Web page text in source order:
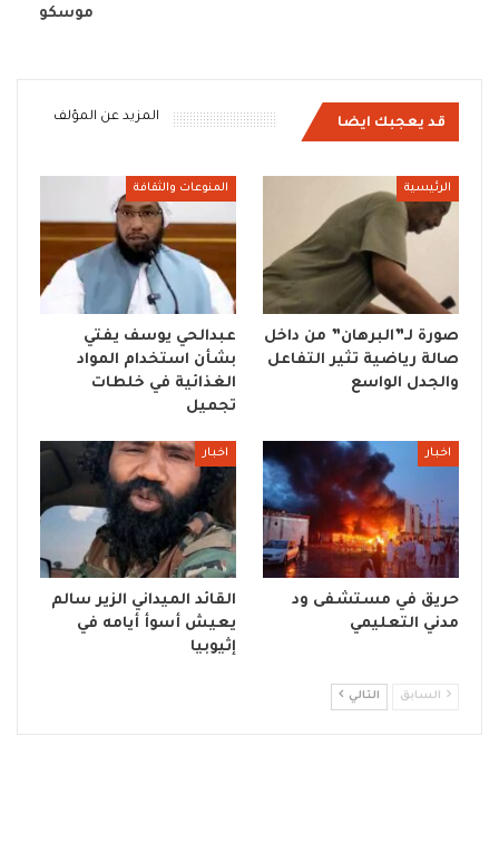
موسكو
قد يعجبك ايضا المزيد عن المؤلف
الرئيسية
صورة لـ”البرهان” من داخل
صالة رياضية تثير التفاعل
والجدل الواسع
المنوعات والثقافة
عبدالحي يوسف يفتي
بشأن استخدام المواد
الغذائية في خلطات
تجميل
اخبار
حريق في مستشفى ود
مدني التعليمي
اخبار
القائد الميداني الزير سالم
يعيش أسوأ أيامه في
إثيوبيا
السابق التالي